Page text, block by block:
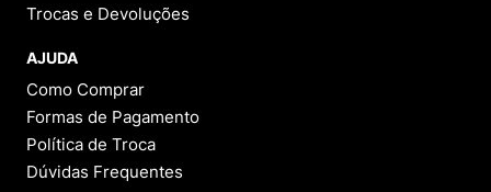
Trocas e Devoluções
AJUDA
Como Comprar
Formas de Pagamento
Política de Troca
Dúvidas Frequentes